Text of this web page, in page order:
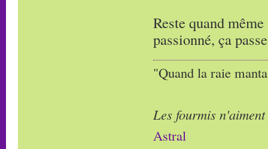
Reste quand
passionné, ça
"Quand la raie
Les fourmis
Astral